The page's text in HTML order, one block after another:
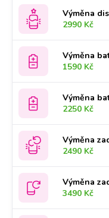
Výměna
2990 Kč
Výměna
1590 Kč
Výměna
2250 Kč
Výměna
2490 Kč
Výměna
3490 Kč